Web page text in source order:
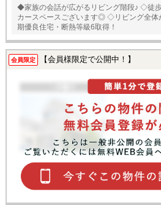
◆家族の会話が広がるリビング階段♪ ◇徒
カースペースございます◎ ◇リビング全
期優良住宅・断熱等級6取得！
会員限定 【会員様限定で公開中！】